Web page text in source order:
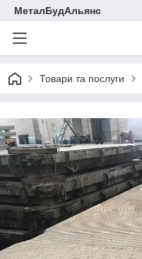
МеталБудАльянс
Товари та послуги